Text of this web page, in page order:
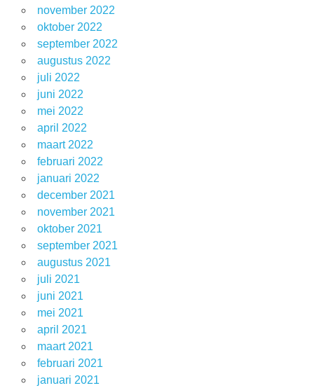
november 2022
oktober 2022
september 2022
augustus 2022
juli 2022
juni 2022
mei 2022
april 2022
maart 2022
februari 2022
januari 2022
december 2021
november 2021
oktober 2021
september 2021
augustus 2021
juli 2021
juni 2021
mei 2021
april 2021
maart 2021
februari 2021
januari 2021